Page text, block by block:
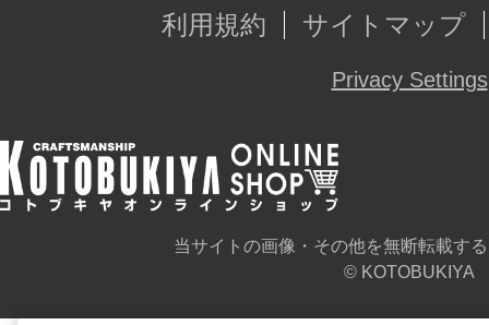
利用規約
サイトマップ
Privacy Settings
当サイトの画像・その他を無断転載す
© KOTOBUKIYA